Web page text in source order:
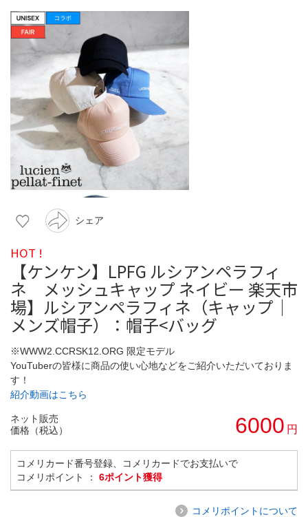
シェア
HOT !
【ケンケン】LPFG ルシアンペラフィ
ネ メッシュキャップ ネイビー 楽天市
場】ルシアンペラフィネ（キャップ｜
メンズ帽子）：帽子<バッグ
※WWW2.CCRSK12.ORG 限定モデル
YouTuberの皆様に商品の使い心地などをご紹介いただいておりま
す！
紹介動画はこちら
ネット販売
価格（税込）
6000 円
コメリカード番号登録、コメリカードでお支払いで
コメリポイント ： 6ポイント獲得
コメリポイントについて